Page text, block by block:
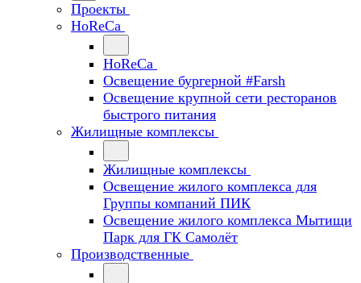
Проекты
HoReCa
HoReCa
Освещение бургерной #Farsh
Освещение крупной сети ресторанов
быстрого питания
Жилищные комплексы
Жилищные комплексы
Освещение жилого комплекса для
Группы компаний ПИК
Освещение жилого комплекса Мытищи
Парк для ГК Самолёт
Производственные